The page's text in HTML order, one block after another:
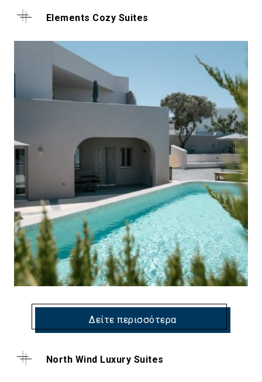
Elements Cozy Suites
Δείτε περισσότερα
North Wind Luxury Suites